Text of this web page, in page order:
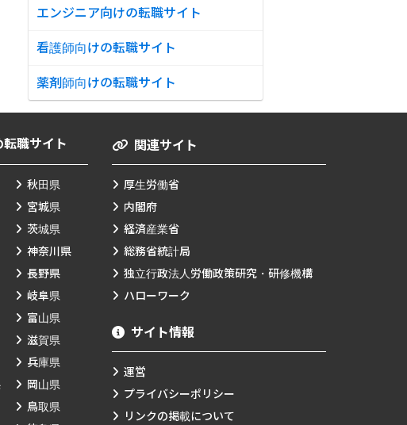
エンジニア向けの転職サイト
看護師向けの転職サイト
薬剤師向けの転職サイト
職サイト
秋田県
宮城県
茨城県
神奈川県
長野県
岐阜県
富山県
滋賀県
兵庫県
岡山県
鳥取県
関連サイト
厚生労働省
内閣府
経済産業省
総務省統計局
独立行政法人労働政策研究・研修機構
ハローワーク
サイト情報
運営
プライバシーポリシー
リンクの掲載について